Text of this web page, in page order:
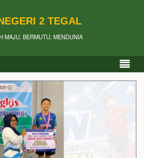
2 TEGAL
MAJU, BERMUTU, MENDUNIA